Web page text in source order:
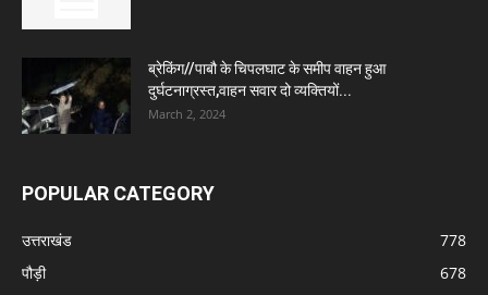
ब्रेकिंग//पाबौ के चिपलघाट के समीप वाहन हुआ
दुर्घटनाग्रस्त,वाहन सवार दो व्यक्तियों...
March 2, 2024
POPULAR CATEGORY
उत्तराखंड
778
पौड़ी
678